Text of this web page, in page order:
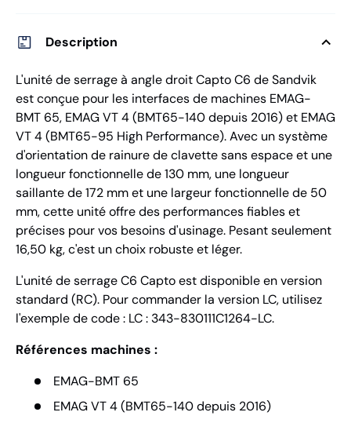
Description
L'unité de serrage à angle droit Capto C6 de Sandvik
est conçue pour les interfaces de machines EMAG-
BMT 65, EMAG VT 4 (BMT65-140 depuis 2016) et EMAG
VT 4 (BMT65-95 High Performance). Avec un système
d'orientation de rainure de clavette sans espace et une
longueur fonctionnelle de 130 mm, une longueur
saillante de 172 mm et une largeur fonctionnelle de 50
mm, cette unité offre des performances fiables et
précises pour vos besoins d'usinage. Pesant seulement
16,50 kg, c'est un choix robuste et léger.
L'unité de serrage C6 Capto est disponible en version
standard (RC). Pour commander la version LC, utilisez
l'exemple de code : LC : 343-830111C1264-LC.
Références machines :
EMAG-BMT 65
EMAG VT 4 (BMT65-140 depuis 2016)